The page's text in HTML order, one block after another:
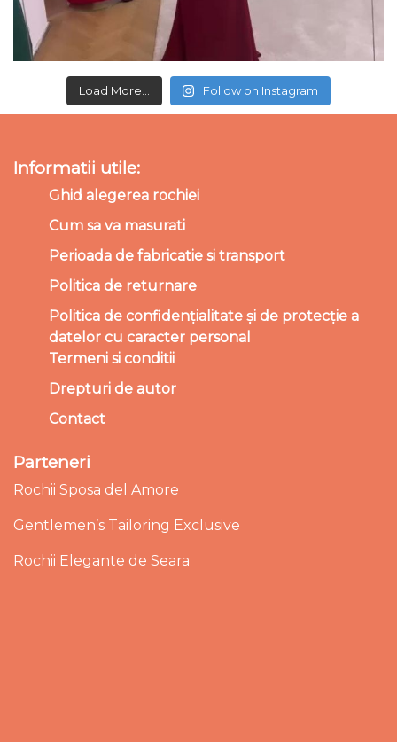
Load More... Follow on Instagram
Informatii utile:
Ghid alegerea rochiei
Cum sa va masurati
Perioada de fabricatie si transport
Politica de returnare
Politica de confidențialitate și de protecție a
datelor cu caracter personal
Termeni si conditii
Drepturi de autor
Contact
Parteneri
Rochii Sposa del Amore
Gentlemen’s Tailoring Exclusive
Rochii Elegante de Seara